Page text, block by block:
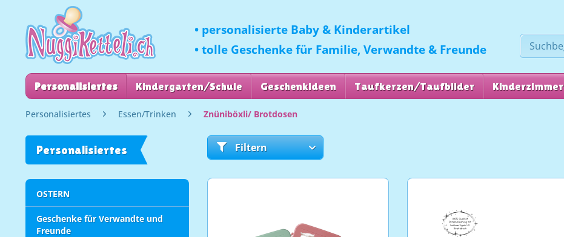
• personalisierte Baby & Kinderartikel
• tolle Geschenke für Familie, Verwandte & Freunde
Personalisiertes Kindergarten/Schule Geschenkideen Taufkerzen/Taufbilder Kinderzimmer
Personalisiertes Essen/Trinken Znüniböxli/ Brotdosen
Personalisiertes
OSTERN
Geschenke für Verwandte und
Freunde
Filtern